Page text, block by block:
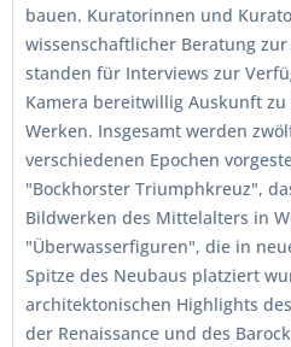
bauen. Kuratorinnen und
wissenschaftlicher Beratung
standen für Interviews zur
Kamera bereitwillig Auskunft
Werken. Insgesamt werden
verschiedenen Epochen
"Bockhorster Triumphkreuz",
Bildwerken des Mittelalters in
"Überwasserfiguren", die in
Spitze des Neubaus platziert
architektonischen Highlights
der Renaissance und des